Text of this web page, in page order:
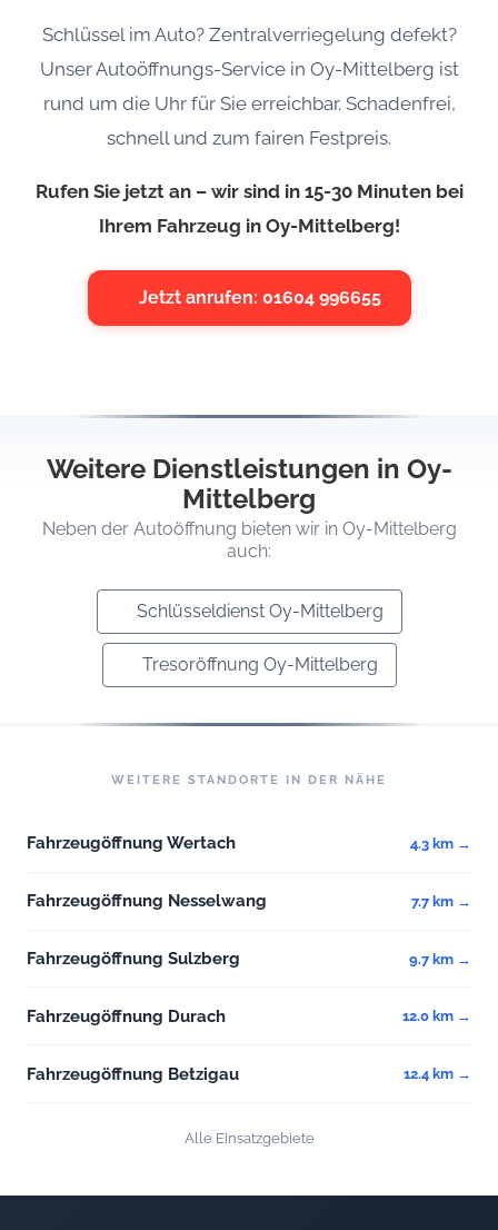
Schlüssel im Auto? Zentralverriegelung defekt?
Unser Autoöffnungs-Service in Oy-Mittelberg ist
rund um die Uhr für Sie erreichbar. Schadenfrei,
schnell und zum fairen Festpreis.
Rufen Sie jetzt an – wir sind in 15-30 Minuten bei
Ihrem Fahrzeug in Oy-Mittelberg!
Jetzt anrufen: 01604 996655
Weitere Dienstleistungen in Oy-
Mittelberg
Neben der Autoöffnung bieten wir in Oy-Mittelberg
auch:
Schlüsseldienst Oy-Mittelberg
Tresoröffnung Oy-Mittelberg
WEITERE STANDORTE IN DER NÄHE
Fahrzeugöffnung Wertach 4.3 km →
Fahrzeugöffnung Nesselwang 7.7 km →
Fahrzeugöffnung Sulzberg 9.7 km →
Fahrzeugöffnung Durach 12.0 km →
Fahrzeugöffnung Betzigau 12.4 km →
Alle Einsatzgebiete